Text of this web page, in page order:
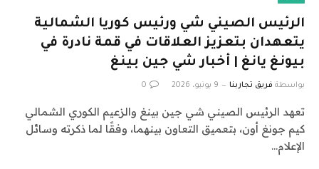
الرئيس الصيني شي ورئيس كوريا الشمالية
يتعهدان بتعزيز العلاقات في قمة نادرة في
بيونغ يانغ | أخبار شي جين بينغ
بواسطة فريق تجاربنا 9 يونيو، 2026 0
تعهد الرئيس الصيني شي جين بينغ والزعيم الكوري الشمالي
كيم جونغ أون، بتعميق التعاون بينهما، وفقًا لما ذكرته وسائل
الإعلام…